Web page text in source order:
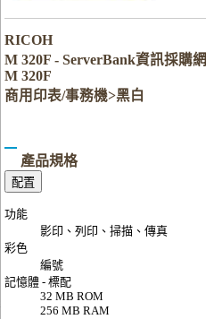
RICOH
M 320F - ServerBank資訊採購網
M 320F
商用印表/事務機>黑白
產品規格
配置
功能
影印、列印、掃描、傳真
彩色
編號
記憶體 - 標配
32 MB ROM
256 MB RAM